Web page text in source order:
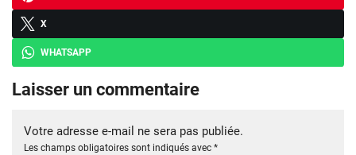
X
WHATSAPP
Laisser un commentaire
Votre adresse e-mail ne sera pas publiée.
Les champs obligatoires sont indiqués avec *